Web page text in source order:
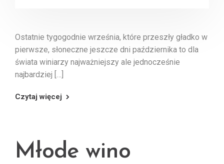
Ostatnie tygogodnie września, które przeszły gładko w
pierwsze, słoneczne jeszcze dni października to dla
świata winiarzy najważniejszy ale jednocześnie
najbardziej […]
Czytaj więcej
Młode wino